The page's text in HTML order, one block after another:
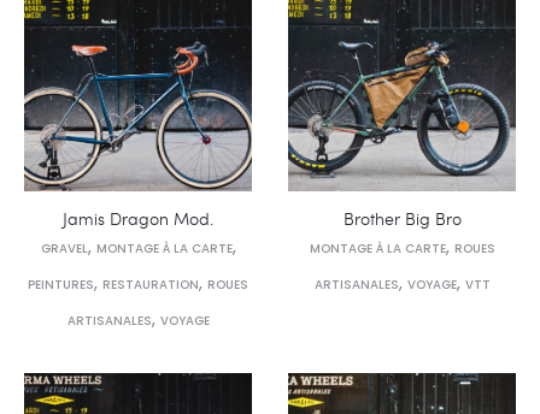
Jamis Dragon Mod.
GRAVEL, MONTAGE À LA CARTE,
PEINTURES, RESTAURATION, ROUES
ARTISANALES, VOYAGE
Brother Big Bro
MONTAGE À LA CARTE, ROUES
ARTISANALES, VOYAGE, VTT